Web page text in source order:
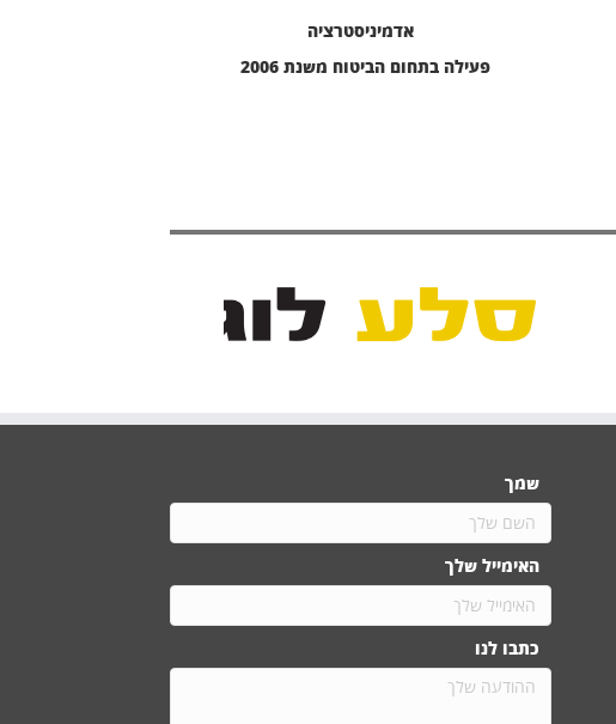
אדמיניסטרציה
פעילה בתחום הביטוח משנת 2006
שמך
האימייל שלך
כתבו לנו